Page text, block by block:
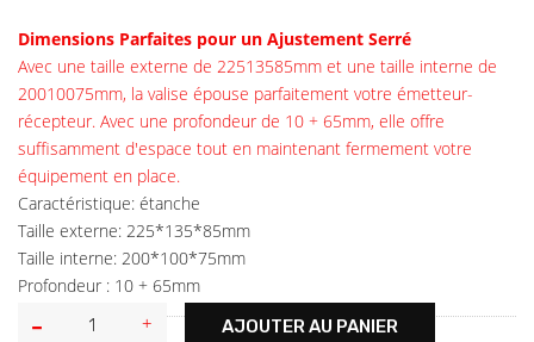
Dimensions Parfaites pour un Ajustement Serré
Avec une taille externe de 22513585mm et une taille interne de
20010075mm, la valise épouse parfaitement votre émetteur-
récepteur. Avec une profondeur de 10 + 65mm, elle offre
suffisamment d'espace tout en maintenant fermement votre
équipement en place.
Caractéristique: étanche
Taille externe: 225*135*85mm
Taille interne: 200*100*75mm
Profondeur : 10 + 65mm
AJOUTER AU PANIER